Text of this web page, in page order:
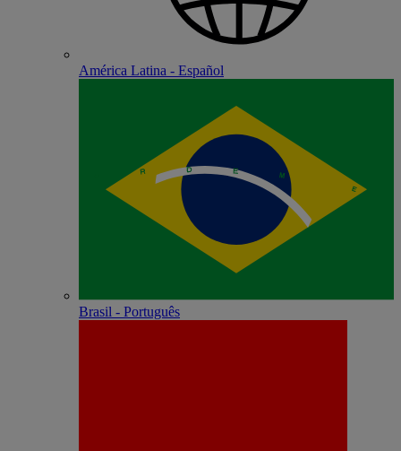
América Latina - Español
Brasil - Português